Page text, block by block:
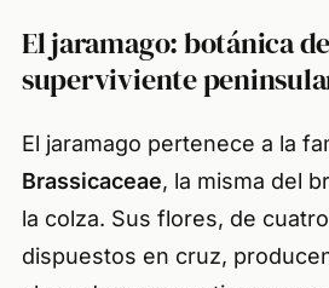
El jaramago: botánica
superviviente
El jaramago pertenece a la
Brassicaceae, la misma del
la colza. Sus flores, de
dispuestos en cruz,